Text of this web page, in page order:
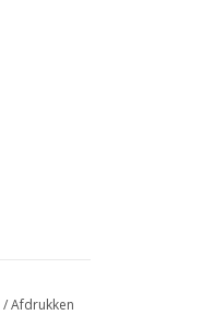
/Afdrukken